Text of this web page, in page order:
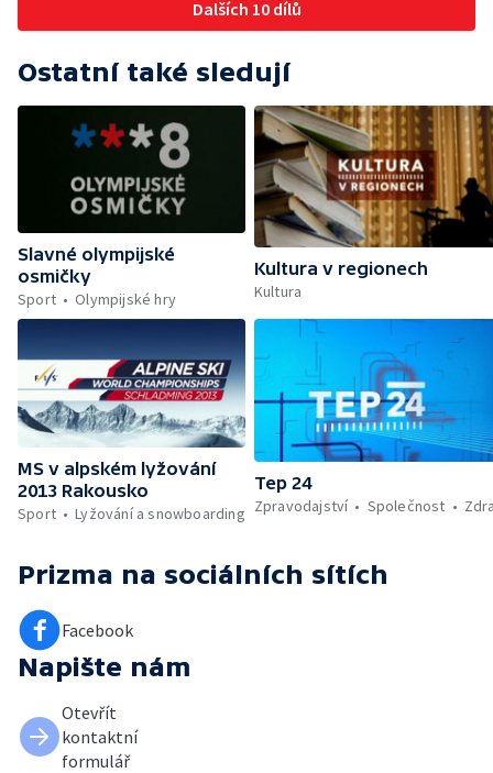
Dalších 10 dílů
Ostatní také sledují
Slavné olympijské
osmičky
Sport
Olympijské hry
Kultura v regionech
Kultura
MS v alpském lyžování
2013 Rakousko
Sport
Lyžování a snowboarding
Tep 24
Zpravodajství
Společnost
Prizma na sociálních sítích
Facebook
Napište nám
Otevřít
kontaktní
formulář